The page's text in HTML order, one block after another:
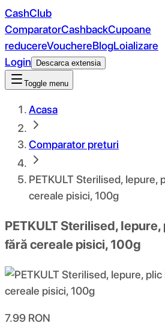
CashClub
ComparatorCashbackCupoane
reducereVouchereBlogLoializare
Login
Descarca extensia
Toggle menu
Acasa
Comparator preturi
PETKULT Sterilised, Iepure,
cereale pisici, 100g
PETKULT Sterilised,
fără cereale pisici, 100g
7.99 RON